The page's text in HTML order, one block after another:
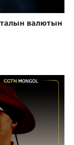
талын валютын